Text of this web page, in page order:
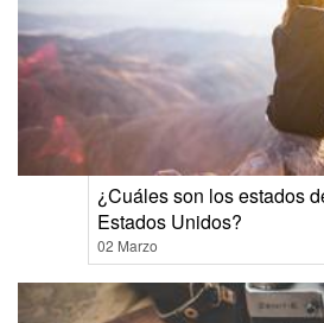
¿Cuáles son los estados
Estados Unidos?
02 Marzo